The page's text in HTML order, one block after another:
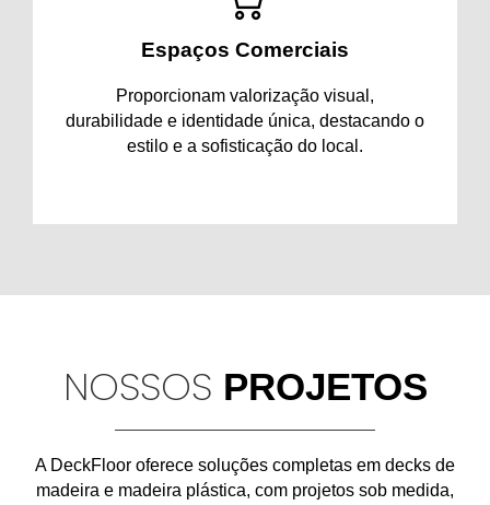
Espaços Comerciais
Proporcionam valorização visual,
durabilidade e identidade única, destacando o
estilo e a sofisticação do local.
NOSSOS PROJETOS
A DeckFloor oferece soluções completas em decks de
madeira e madeira plástica, com projetos sob medida,